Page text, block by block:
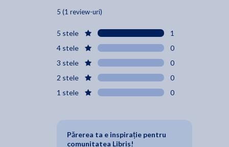
5 (1 review-uri)
5 stele
1
4 stele
0
3 stele
0
2 stele
0
1 stele
0
Părerea ta e inspirație pentru
comunitatea Libris!